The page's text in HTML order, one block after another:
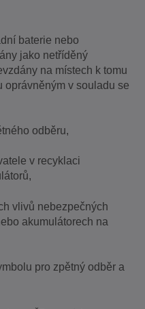
baterie nebo
jako netříděný
na místech k tomu
oprávněným v souladu se
odběru,
v recyklaci
nebezpečných
akumulátorech na
pro zpětný odběr a